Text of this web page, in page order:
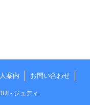
案内 お問い合わせ
- ジュディ.